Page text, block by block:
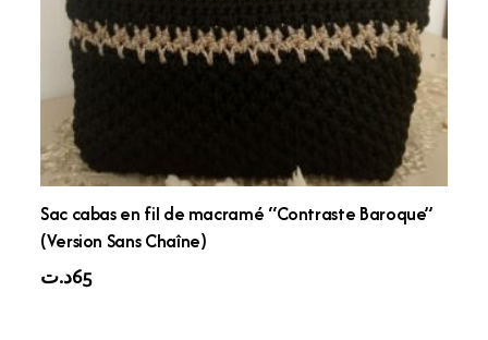
Sac cabas en fil de macramé “Contraste Baroque”
(Version Sans Chaîne)
65د.ت